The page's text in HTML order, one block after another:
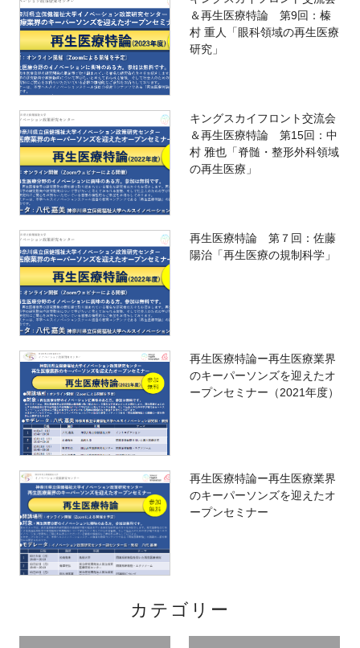
＆再生医療特論 第9回：榛
村 重人「眼科領域の再生医療
研究」
キングスカイフロント交流会
＆再生医療特論 第15回：中
村 雅也「脊髄・整形外科領域
の再生医療」
再生医療特論 第７回：佐藤
陽治「再生医療の規制科学」
再生医療特論ー再生医療業界
のキーパーソンズを迎えたオ
ープンセミナー（2021年度）
再生医療特論ー再生医療業界
のキーパーソンズを迎えたオ
ープンセミナー
カテゴリー